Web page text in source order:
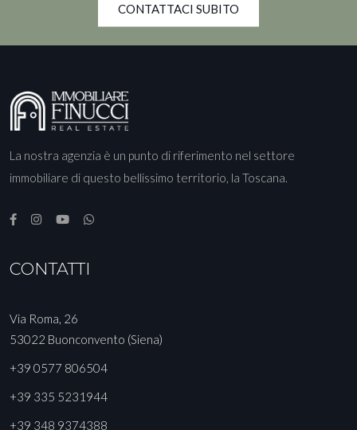
CONTATTACI SUBITO
La nostra agenzia è un punto di riferimento nel settore
immobiliare di questo bellissimo territorio, la Toscana.
CONTATTI
Via Roma, 26
53022 Buonconvento (Siena)
+39 0577 806504
+39 335 5231944
+39 348 9374388